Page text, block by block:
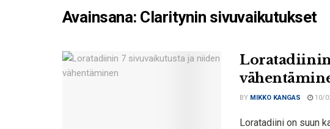
Avainsana: Claritynin sivuvaikutukset
Loratadiinin
BY MIKKO KANGAS 10/
Loratadiini on suun